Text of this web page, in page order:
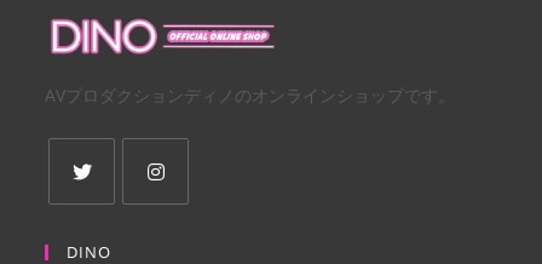
AVプロダクションディノのオンラインショップです。
し
DINO